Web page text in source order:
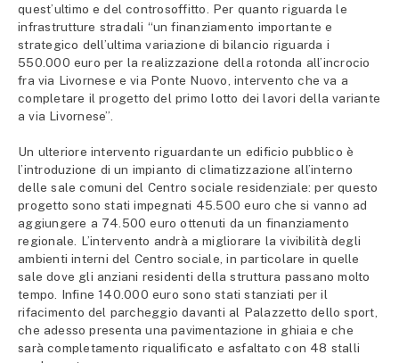
quest’ultimo e del controsoffitto. Per quanto riguarda le
infrastrutture stradali “un finanziamento importante e
strategico dell’ultima variazione di bilancio riguarda i
550.000 euro per la realizzazione della rotonda all’incrocio
fra via Livornese e via Ponte Nuovo, intervento che va a
completare il progetto del primo lotto dei lavori della variante
a via Livornese”.
Un ulteriore intervento riguardante un edificio pubblico è
l’introduzione di un impianto di climatizzazione all’interno
delle sale comuni del Centro sociale residenziale: per questo
progetto sono stati impegnati 45.500 euro che si vanno ad
aggiungere a 74.500 euro ottenuti da un finanziamento
regionale. L’intervento andrà a migliorare la vivibilità degli
ambienti interni del Centro sociale, in particolare in quelle
sale dove gli anziani residenti della struttura passano molto
tempo. Infine 140.000 euro sono stati stanziati per il
rifacimento del parcheggio davanti al Palazzetto dello sport,
che adesso presenta una pavimentazione in ghiaia e che
sarà completamento riqualificato e asfaltato con 48 stalli